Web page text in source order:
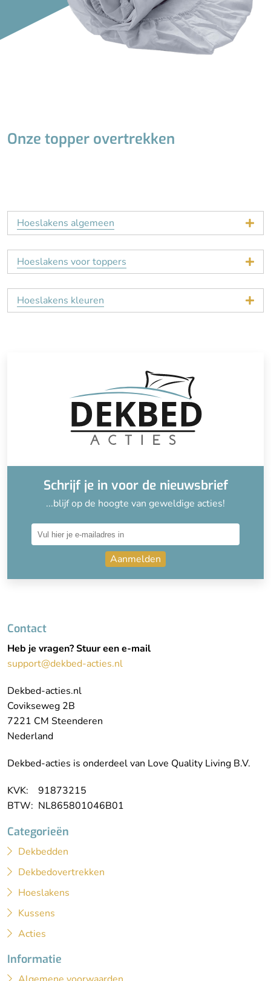
Onze topper overtrekken
Hoeslakens algemeen
Hoeslakens voor toppers
Hoeslakens kleuren
Schrijf je in voor de nieuwsbrief
...blijf op de hoogte van geweldige acties!
Aanmelden
Contact
Heb je vragen? Stuur een e-mail
support@dekbed-acties.nl
Dekbed-acties.nl
Covikseweg 2B
7221 CM Steenderen
Nederland
Dekbed-acties is onderdeel van Love Quality Living B.V.
KVK: 91873215
BTW: NL865801046B01
Categorieën
Dekbedden
Dekbedovertrekken
Hoeslakens
Kussens
Acties
Informatie